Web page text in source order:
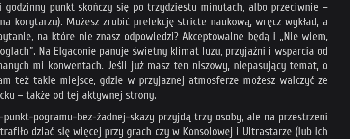
punkt skończy się po trzydziestu minutach, albo przeciwnie –
korytarzu). Możesz zrobić prelekcję stricte naukową, wręcz wykład, a
na które nie znasz odpowiedzi? Akceptowalne będą i „Nie wiem,
Na Elgaconie panuje świetny klimat luzu, przyjaźni i wsparcia od
mi konwentach. Jeśli już masz ten niszowy, niepasujący temat, o
też takie miejsce, gdzie w przyjaznej atmosferze możesz walczyć ze
– także od tej aktywnej strony.
pogramu-bez-żadnej-skazy przyjdą trzy osoby, ale na przestrzeni
dziać się więcej przy grach czy w Konsolowej i Ultrastarze (lub ich